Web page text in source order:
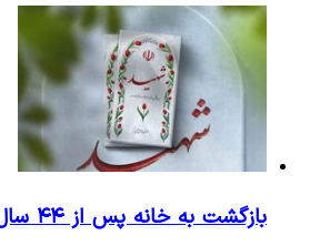
بازگشت به خانه پس از ۴۴ سال